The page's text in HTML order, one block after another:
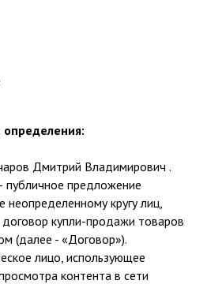
Дмитрий Владимирович .
публичное предложение
неопределенному кругу лиц,
купли-продажи товаров
(далее - «Договор»).
лицо, использующее
контента в сети